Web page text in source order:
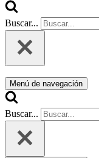
Buscar...
Menú de navegación
Buscar...